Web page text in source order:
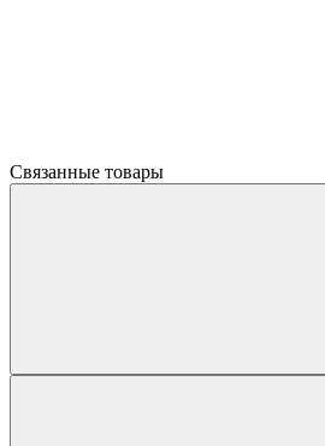
Связанные товары